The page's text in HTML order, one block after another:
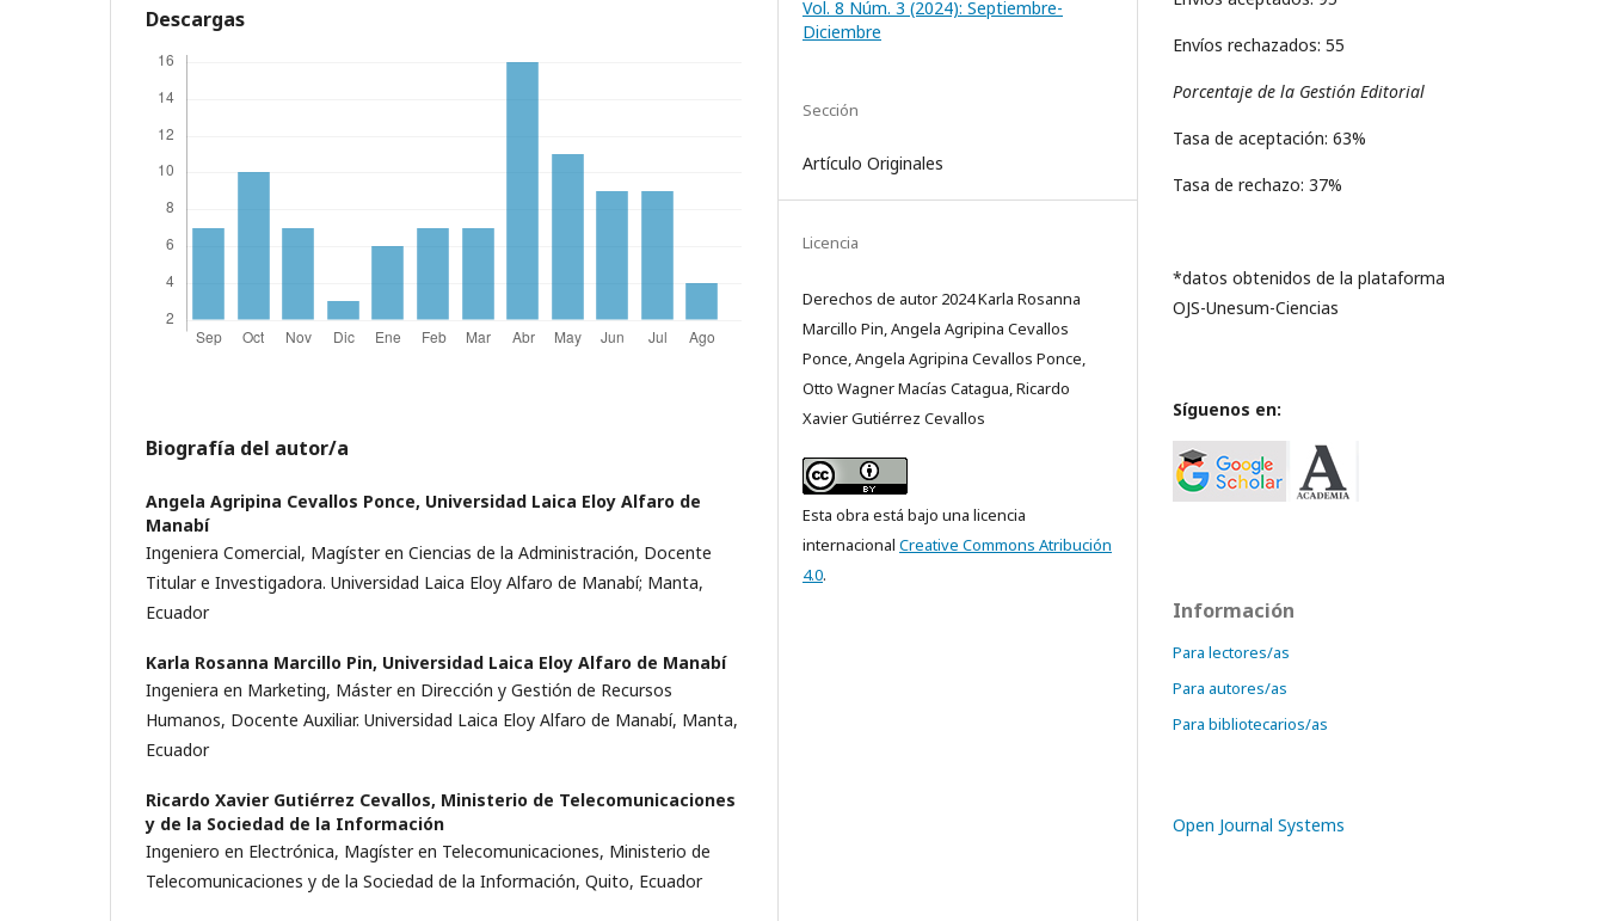
Descargas
Biografía del autor/a
Angela Agripina Cevallos Ponce, Universidad Laica Eloy Alfaro de
Manabí
Ingeniera Comercial, Magíster en Ciencias de la Administración, Docente
Titular e Investigadora. Universidad Laica Eloy Alfaro de Manabí; Manta,
Ecuador
Karla Rosanna Marcillo Pin, Universidad Laica Eloy Alfaro de Manabí
Ingeniera en Marketing, Máster en Dirección y Gestión de Recursos
Humanos, Docente Auxiliar. Universidad Laica Eloy Alfaro de Manabí, Manta,
Ecuador
Ricardo Xavier Gutiérrez Cevallos, Ministerio de Telecomunicaciones
y de la Sociedad de la Información
Ingeniero en Electrónica, Magíster en Telecomunicaciones, Ministerio de
Telecomunicaciones y de la Sociedad de la Información, Quito, Ecuador
Vol. 8 Núm. 3 (2024): Septiembre-
Diciembre
Sección
Artículo Originales
Licencia
Derechos de autor 2024 Karla Rosanna
Marcillo Pin, Angela Agripina Cevallos
Ponce, Angela Agripina Cevallos Ponce,
Otto Wagner Macías Catagua, Ricardo
Xavier Gutiérrez Cevallos
Esta obra está bajo una licencia
internacional Creative Commons Atribución
4.0.
Envíos rechazados: 55
Porcentaje de la Gestión Editorial
Tasa de aceptación: 63%
Tasa de rechazo: 37%
*datos obtenidos de la plataforma
OJS-Unesum-Ciencias
Síguenos en:
Información
Para lectores/as
Para autores/as
Para bibliotecarios/as
Open Journal Systems